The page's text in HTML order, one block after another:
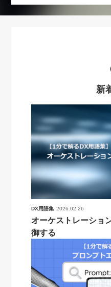
新
DX用語集 2026.02.26
オーケストレーショ
御する